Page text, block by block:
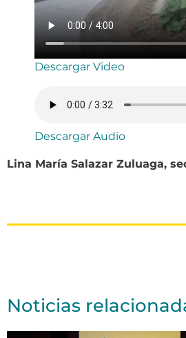
Descargar Video
Descargar Audio
Lina María Salazar Zuluaga,
Noticias